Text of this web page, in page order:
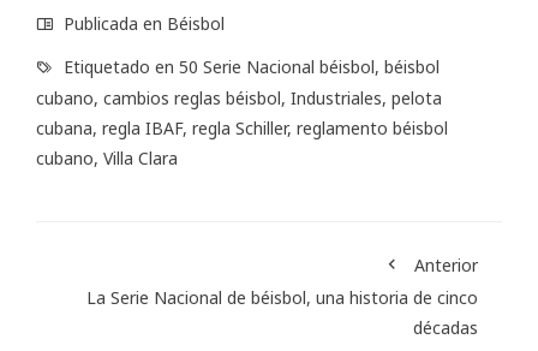
Publicada en Béisbol
Etiquetado en 50 Serie Nacional béisbol, béisbol
cubano, cambios reglas béisbol, Industriales, pelota
cubana, regla IBAF, regla Schiller, reglamento béisbol
cubano, Villa Clara
Anterior
La Serie Nacional de béisbol, una historia de cinco
décadas